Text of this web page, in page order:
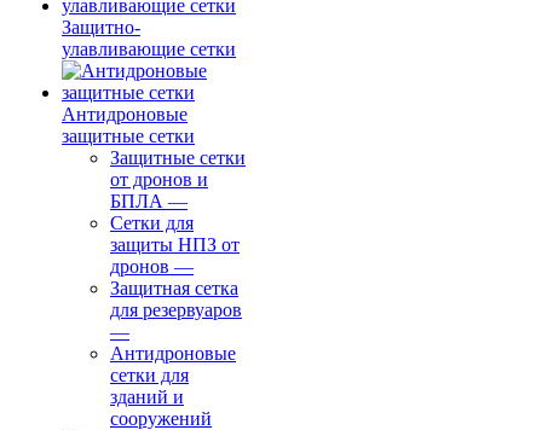
Защитно-
улавливающие сетки
Антидроновые
защитные сетки
Защитные сетки
от дронов и
БПЛА —
Сетки для
защиты НПЗ от
дронов —
Защитная сетка
для резервуаров
—
Антидроновые
сетки для
зданий и
сооружений